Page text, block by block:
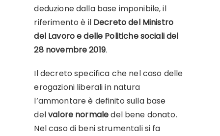
deduzione dalla base imponibile, il
riferimento è il Decreto del Ministro
del Lavoro e delle Politiche sociali del
28 novembre 2019.
Il decreto specifica che nel caso delle
erogazioni liberali in natura
l’ammontare è definito sulla base
delvalore normaledel bene donato.
Nel caso di beni strumentali si fa